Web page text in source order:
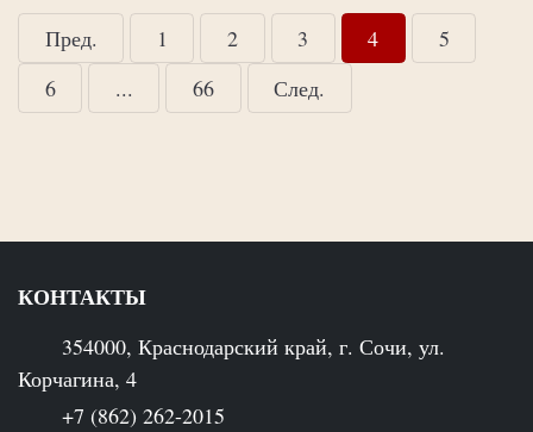
Пред. 1 2 3 4
5
6
... 66 След.
КОНТАКТЫ
354000, Краснодарский край, г. Сочи, ул.
Корчагина, 4
+7 (862) 262-2015